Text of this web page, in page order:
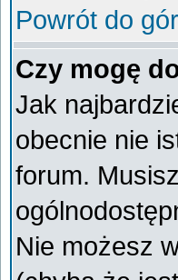
Powrót do
Czy mogę
Jak
obecnie nie
forum.
Nie możesz